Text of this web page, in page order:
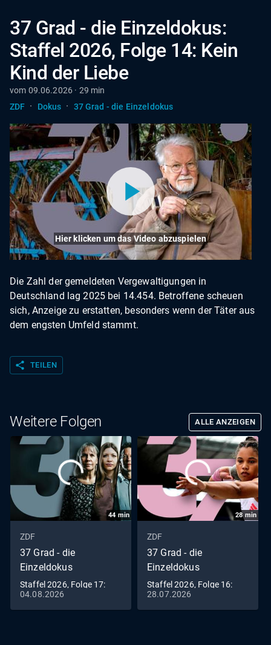
37 Grad - die Einzeldokus:
Staffel 2026, Folge 14: Kein
Kind der Liebe
vom 09.06.2026 · 29 min
ZDF · Dokus · 37 Grad - die Einzeldokus
Hier klicken um das Video abzuspielen
Die Zahl der gemeldeten Vergewaltigungen in
Deutschland lag 2025 bei 14.454. Betroffene scheuen
sich, Anzeige zu erstatten, besonders wenn der Täter aus
dem engsten Umfeld stammt.
share TEILEN
Weitere Folgen ALLE ANZEIGEN
44 min
ZDF
37 Grad - die
Einzeldokus
Staffel 2026, Folge 17:
Zwischen uns die
Wahrheit
04.08.2026
28min
ZDF
37 Grad - die
Einzeldokus
Staffel 2026, Folge 16:
Das Gold ihres Lebens -
Kugelstoßerin Yemisi
28.07.2026